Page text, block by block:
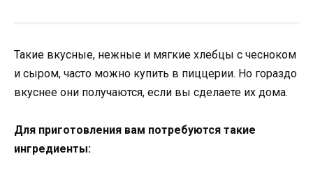
Такие вкусные, нежные и мягкие хлебцы с чесноком
и сыром, часто можно купить в пиццерии. Но гораздо
вкуснее они получаются, если вы сделаете их дома.
Для приготовления вам потребуются такие
ингредиенты: